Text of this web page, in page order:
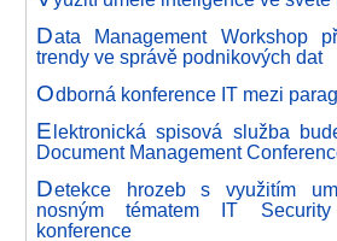
Data Management Workshop
trendy ve správě podnikových dat
Odborná konference IT mezi
Elektronická spisová služba
Document Management
Detekce hrozeb s využitím
nosným tématem IT
konference